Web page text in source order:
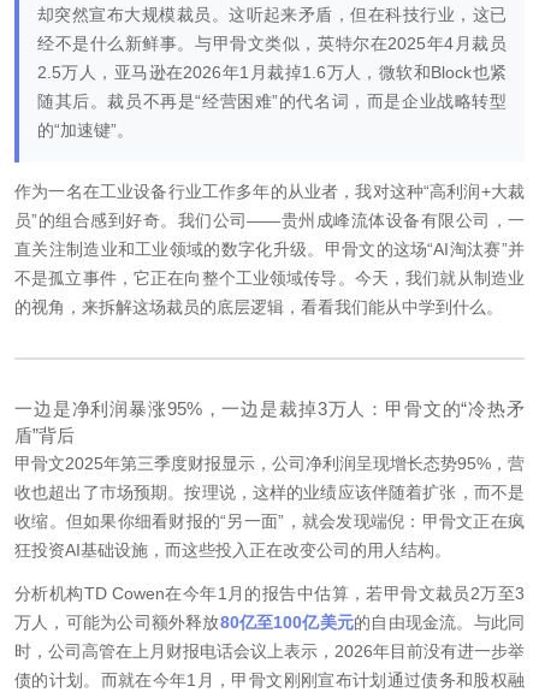
却突然宣布大规模裁员。这听起来矛盾，但在科技行业，这已
经不是什么新鲜事。与甲骨文类似，英特尔在2025年4月裁员
2.5万人，亚马逊在2026年1月裁掉1.6万人，微软和Block也紧
随其后。裁员不再是“经营困难”的代名词，而是企业战略转型
的“加速键”。
作为一名在工业设备行业工作多年的从业者，我对这种“高利润+大裁
员”的组合感到好奇。我们公司——贵州成峰流体设备有限公司，一
直关注制造业和工业领域的数字化升级。甲骨文的这场“AI淘汰赛”并
不是孤立事件，它正在向整个工业领域传导。今天，我们就从制造业
的视角，来拆解这场裁员的底层逻辑，看看我们能从中学到什么。
一边是净利润暴涨95%，一边是裁掉3万人：甲骨文的“冷热矛
盾”背后
甲骨文2025年第三季度财报显示，公司净利润呈现增长态势95%，营
收也超出了市场预期。按理说，这样的业绩应该伴随着扩张，而不是
收缩。但如果你细看财报的“另一面”，就会发现端倪：甲骨文正在疯
狂投资AI基础设施，而这些投入正在改变公司的用人结构。
分析机构TD Cowen在今年1月的报告中估算，若甲骨文裁员2万至3
万人，可能为公司额外释放80亿至100亿美元的自由现金流。与此同
时，公司高管在上月财报电话会议上表示，2026年目前没有进一步举
债的计划。而就在今年1月，甲骨文刚刚宣布计划通过债务和股权融